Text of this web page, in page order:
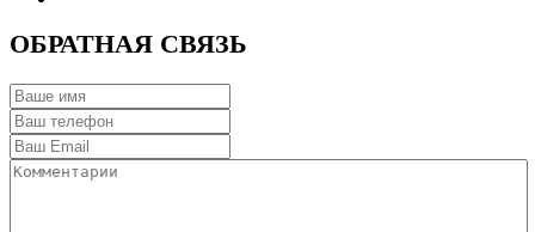
ОБРАТНАЯ СВЯЗЬ